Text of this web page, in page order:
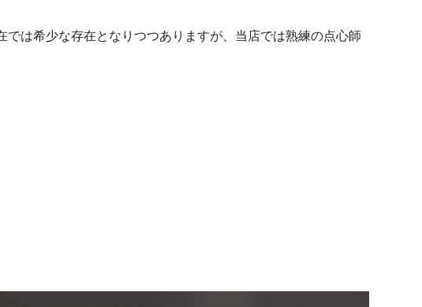
は希少な存在となりつつありますが、当店では熟練の点心師